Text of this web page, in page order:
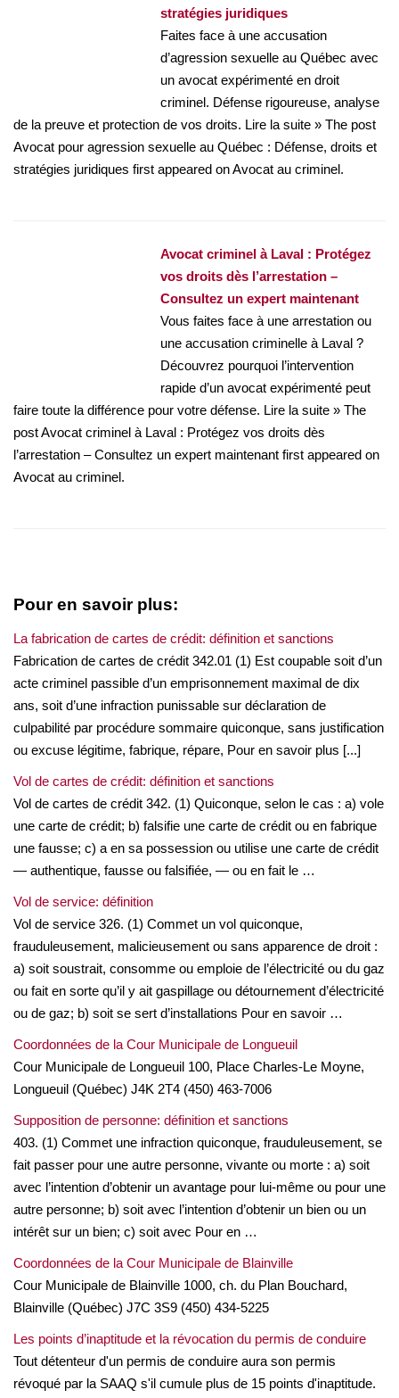
stratégies juridiques
Faites face à une accusation
d’agression sexuelle au Québec avec
un avocat expérimenté en droit
criminel. Défense rigoureuse, analyse
de la preuve et protection de vos droits. Lire la suite » The post
Avocat pour agression sexuelle au Québec : Défense, droits et
stratégies juridiques first appeared on Avocat au criminel.
Avocat criminel à Laval : Protégez
vos droits dès l’arrestation –
Consultez un expert maintenant
Vous faites face à une arrestation ou
une accusation criminelle à Laval ?
Découvrez pourquoi l’intervention
rapide d’un avocat expérimenté peut
faire toute la différence pour votre défense. Lire la suite » The
post Avocat criminel à Laval : Protégez vos droits dès
l’arrestation – Consultez un expert maintenant first appeared on
Avocat au criminel.
Pour en savoir plus:
La fabrication de cartes de crédit: définition et sanctions
Fabrication de cartes de crédit 342.01 (1) Est coupable soit d’un
acte criminel passible d’un emprisonnement maximal de dix
ans, soit d’une infraction punissable sur déclaration de
culpabilité par procédure sommaire quiconque, sans justification
ou excuse légitime, fabrique, répare, Pour en savoir plus [...]
Vol de cartes de crédit: définition et sanctions
Vol de cartes de crédit 342. (1) Quiconque, selon le cas : a) vole
une carte de crédit; b) falsifie une carte de crédit ou en fabrique
une fausse; c) a en sa possession ou utilise une carte de crédit
— authentique, fausse ou falsifiée, — ou en fait le …
Vol de service: définition
Vol de service 326. (1) Commet un vol quiconque,
frauduleusement, malicieusement ou sans apparence de droit :
a) soit soustrait, consomme ou emploie de l’électricité ou du gaz
ou fait en sorte qu’il y ait gaspillage ou détournement d’électricité
ou de gaz; b) soit se sert d’installations Pour en savoir …
Coordonnées de la Cour Municipale de Longueuil
Cour Municipale de Longueuil 100, Place Charles-Le Moyne,
Longueuil (Québec) J4K 2T4 (450) 463-7006
Supposition de personne: définition et sanctions
403. (1) Commet une infraction quiconque, frauduleusement, se
fait passer pour une autre personne, vivante ou morte : a) soit
avec l’intention d’obtenir un avantage pour lui-même ou pour une
autre personne; b) soit avec l’intention d’obtenir un bien ou un
intérêt sur un bien; c) soit avec Pour en …
Coordonnées de la Cour Municipale de Blainville
Cour Municipale de Blainville 1000, ch. du Plan Bouchard,
Blainville (Québec) J7C 3S9 (450) 434-5225
Les points d’inaptitude et la révocation du permis de conduire
Tout détenteur d'un permis de conduire aura son permis
révoqué par la SAAQ s'il cumule plus de 15 points d'inaptitude.